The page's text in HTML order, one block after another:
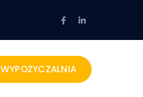
Facebook
LinkedIn
WYPOŻYCZALNIA